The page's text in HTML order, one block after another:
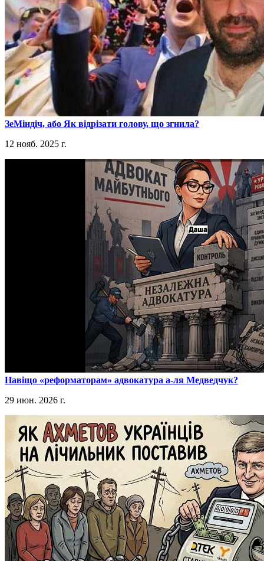
​ЗеМіндіч, або Як відрізати голову, що згнила?
12 нояб. 2025 г.
​Навіщо «реформаторам» адвокатура а-ля Медведчук?
29 июн. 2026 г.